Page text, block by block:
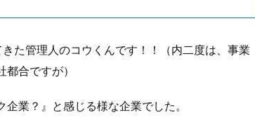
た管理人のコウくんです！！（内二度は、事業
合ですが）
業？』と感じる様な企業でした。